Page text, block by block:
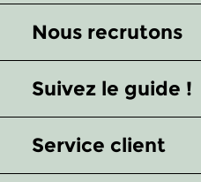
Nous recrutons
Suivez le guide !
Service client